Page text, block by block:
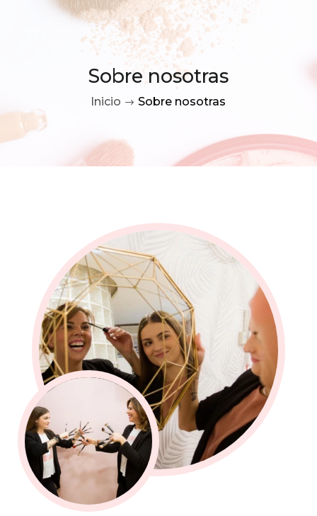
Sobre nosotras
Inicio $ Sobre nosotras